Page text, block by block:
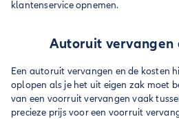
klantenservice opnemen.
Autoruit vervangen
Een autoruit vervangen en de kosten
oplopen als je het uit eigen zak moet
van een voorruit vervangen vaak
precieze prijs voor een voorruit